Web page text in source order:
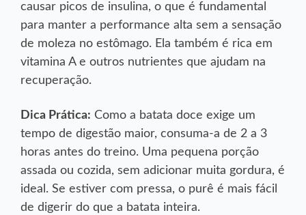
causar picos de insulina, o que é fundamental
para manter a performance alta sem a sensação
de moleza no estômago. Ela também é rica em
vitamina A e outros nutrientes que ajudam na
recuperação.
Dica Prática: Como a batata doce exige um
tempo de digestão maior, consuma-a de 2 a 3
horas antes do treino. Uma pequena porção
assada ou cozida, sem adicionar muita gordura, é
ideal. Se estiver com pressa, o purê é mais fácil
de digerir do que a batata inteira.